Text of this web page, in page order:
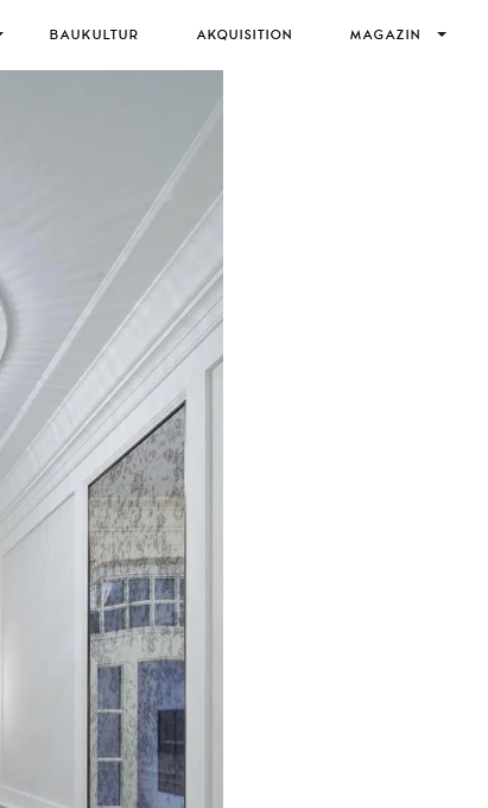
BAUKULTUR AKQUISITION MAGAZIN